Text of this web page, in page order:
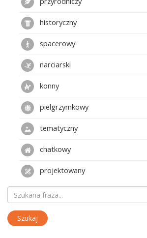
historyczny
spacerowy
narciarski
konny
pielgrzymkowy
tematyczny
chatkowy
projektowany